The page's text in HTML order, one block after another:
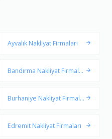
Ayvalık Nakliyat Firmaları
Bandırma Nakliyat Firmalar
Burhaniye Nakliyat Firmala
Edremit Nakliyat Firmaları